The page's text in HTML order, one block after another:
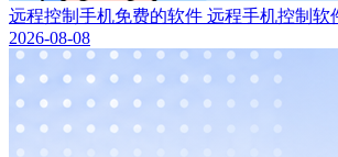
远程控制手机免费的软件 远程手机控制软
2026-08-08